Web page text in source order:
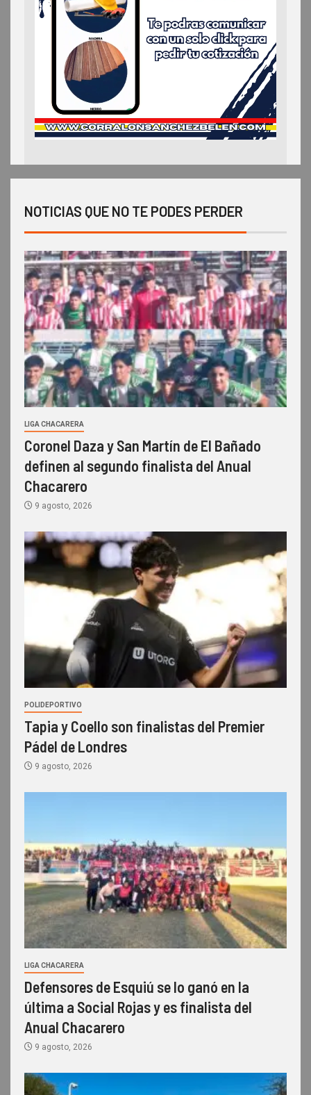
NOTICIAS QUE NO TE PODES PERDER
LIGA CHACARERA
Coronel Daza y San Martín de El Bañado
definen al segundo finalista del Anual
Chacarero
9 agosto, 2026
POLIDEPORTIVO
Tapia y Coello son finalistas del Premier
Pádel de Londres
9 agosto, 2026
LIGA CHACARERA
Defensores de Esquiú se lo ganó en la
última a Social Rojas y es finalista del
Anual Chacarero
9 agosto, 2026